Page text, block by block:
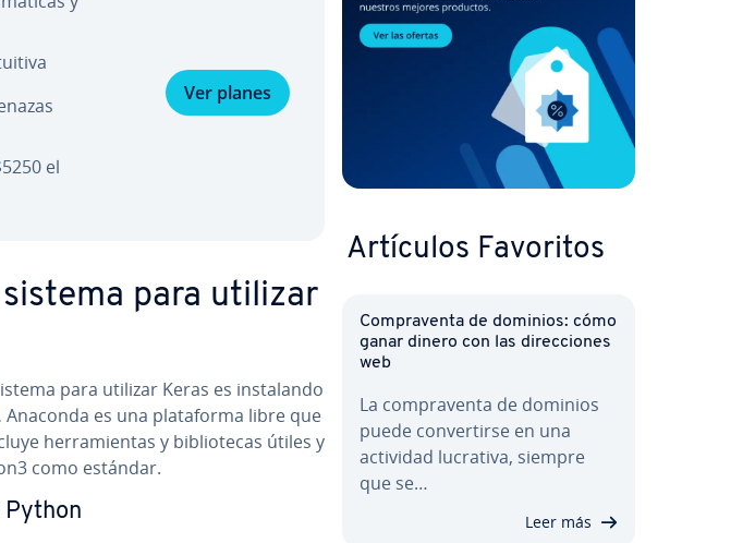
el
Ver planes
para utilizar
para utilizar Keras es in­s­ta­la­n­do
Anaconda es una pla­ta­fo­r­ma libre que
he­rra­mie­n­tas y bi­blio­te­cas útiles y
como estándar.
Python
Artículos Favoritos
Co­m­pra­ve­n­ta de dominios: cómo
ganar dinero con las di­re­c­cio­nes
web
La co­m­pra­ve­n­ta de dominios
puede co­n­ve­r­ti­r­se en una
actividad lucrativa, siempre
que se…
Leer más